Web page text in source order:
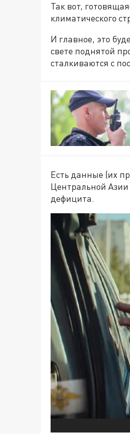
Так вот,
климатического
И главное, это
свете поднятой
сталкиваются с
Есть данные (их
Центральной Азии
дефицита.